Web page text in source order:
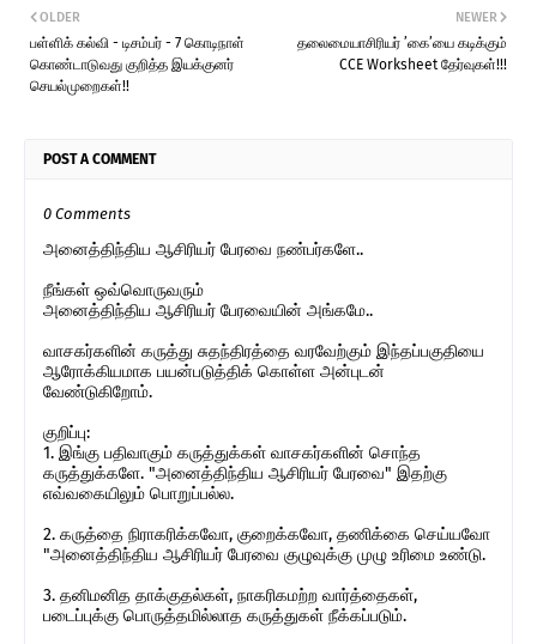
NEWER
தலைமையாசிரியர் ’கை’யை கடிக்கும்
CCE Worksheet தேர்வுகள்!!!
OLDER
பள்ளிக் கல்வி - டிசம்பர் - 7 கொடிநாள்
கொண்டாடுவது குறித்த இயக்குனர்
செயல்முறைகள்!!
POST A COMMENT
0 Comments
அனைத்திந்திய ஆசிரியர் பேரவை நண்பர்களே..
நீங்கள் ஒவ்வொருவரும்
அனைத்திந்திய ஆசிரியர் பேரவையின் அங்கமே..
வாசகர்களின் கருத்து சுதந்திரத்தை வரவேற்கும் இந்தப்பகுதியை
ஆரோக்கியமாக பயன்படுத்திக் கொள்ள அன்புடன்
வேண்டுகிறோம்.
குறிப்பு:
1. இங்கு பதிவாகும் கருத்துக்கள் வாசகர்களின் சொந்த
கருத்துக்களே. "அனைத்திந்திய ஆசிரியர் பேரவை" இதற்கு
எவ்வகையிலும் பொறுப்பல்ல.
2. கருத்தை நிராகரிக்கவோ, குறைக்கவோ, தணிக்கை செய்யவோ
"அனைத்திந்திய ஆசிரியர் பேரவை குழுவுக்கு முழு உரிமை உண்டு.
3. தனிமனித தாக்குதல்கள், நாகரிகமற்ற வார்த்தைகள்,
படைப்புக்கு பொருத்தமில்லாத கருத்துகள் நீக்கப்படும்.